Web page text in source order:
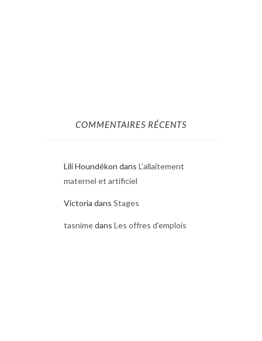
COMMENTAIRES RÉCENTS
Lili Houndékon dans L’allaitement
maternel et artificiel
Victoria dans Stages
tasnimedans Les offres d’emplois